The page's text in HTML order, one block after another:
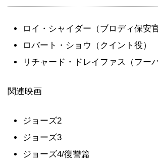
ロイ・シャイダー（ブロディ保安官
ロバート・ショウ（クイント役）
リチャード・ドレイファス（フー
関連映画
ジョーズ2
ジョーズ3
ジョーズ4/復讐篇